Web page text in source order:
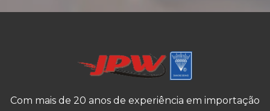
Com mais de 20 anos de experiência em importação